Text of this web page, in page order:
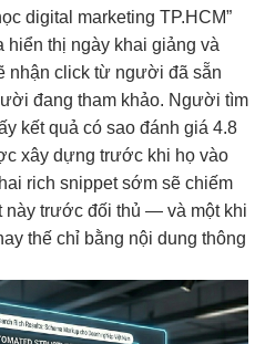
digital marketing TP.HCM”
thị ngày khai giảng và
nhận click từ người đã sẵn
đang tham khảo. Người tìm
kết quả có sao đánh giá 4.8
xây dựng trước khi họ vào
rich snippet sớm sẽ chiếm
này trước đối thủ — và một khi
thế chỉ bằng nội dung thông